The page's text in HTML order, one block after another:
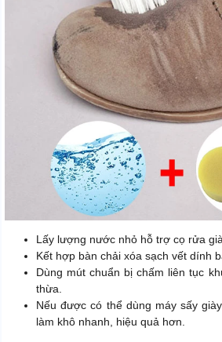
Lấy lượng nước nhỏ hỗ trợ cọ rửa
Kết hợp bàn chải xóa sạch vết dính
Dùng mút chuẩn bị chấm liên tục
thừa.
Nếu được có thể dùng máy sấy
làm khô nhanh, hiệu quả hơn.